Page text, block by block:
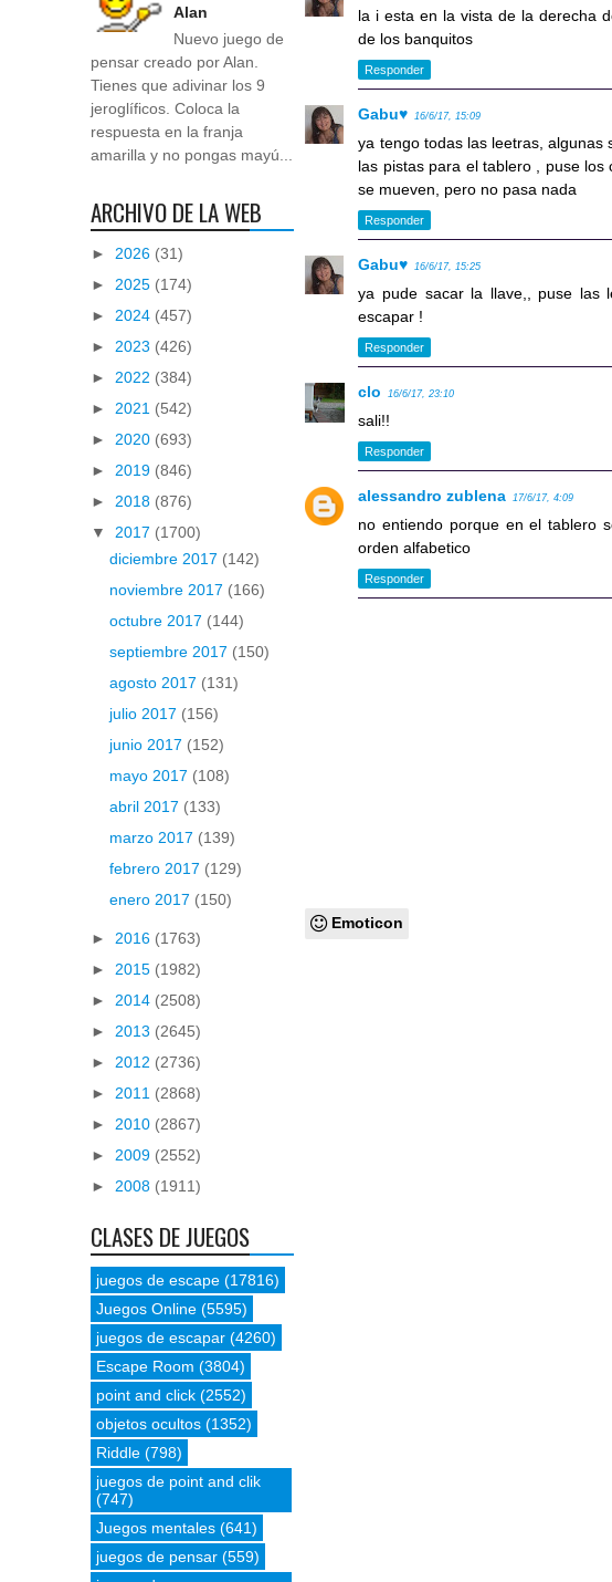
la i esta en la vista de la derecha
de los banquitos
Responder
Gabu♥ 16/6/17, 15:09
ya tengo todas las leetras,
las pistas para el tablero , puse
se mueven, pero no pasa nada
Responder
Gabu♥ 16/6/17, 15:25
ya pude sacar la llave,, puse las
escapar !
Responder
clo 16/6/17, 23:10
sali!!
Responder
alessandro zublena 17/6/17, 4:09
no entiendo porque en el tablero
orden alfabetico
Responder
Emoticon
Alan
Nuevo juego de
pensar creado por Alan.
Tienes que adivinar los 9
jeroglíficos. Coloca la
respuesta en la franja
amarilla y no pongas mayú...
ARCHIVO DE LA WEB
► 2026 (31)
► 2025 (174)
► 2024 (457)
► 2023 (426)
► 2022 (384)
► 2021 (542)
► 2020 (693)
► 2019 (846)
► 2018 (876)
▼ 2017 (1700)
diciembre 2017 (142)
noviembre 2017 (166)
octubre 2017 (144)
septiembre 2017 (150)
agosto 2017 (131)
julio 2017 (156)
junio 2017 (152)
mayo 2017 (108)
abril 2017 (133)
marzo 2017 (139)
febrero 2017 (129)
enero 2017 (150)
► 2016 (1763)
► 2015 (1982)
► 2014 (2508)
► 2013 (2645)
► 2012 (2736)
► 2011 (2868)
► 2010 (2867)
► 2009 (2552)
► 2008 (1911)
CLASES DE JUEGOS
juegos de escape (17816)
Juegos Online (5595)
juegos de escapar (4260)
Escape Room (3804)
point and click (2552)
objetos ocultos (1352)
Riddle (798)
juegos de point and clik
(747)
Juegos mentales (641)
juegos de pensar (559)